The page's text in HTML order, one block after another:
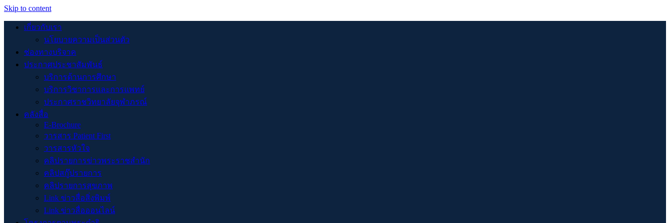
Skip to content
เกี่ยวกับเรา
นโยบายความเป็นส่วนตัว
ช่องทางบริจาค
ประกาศประชาสัมพันธ์
บริการด้านการศึกษา
บริการวิชาการและการแพทย์
ประกาศราชวิทยาลัยจุฬาภรณ์
คลังสื่อ
E-Brochure
วารสาร Patient First
วารสารหัวใจ
คลิปรายการข่าวพระราชสำนัก
คลิปสกู๊ปรายการ
คลิปรายการสุขภาพ
Link ข่าวสื่อสิ่งพิมพ์
Link ข่าวสื่อออนไลน์